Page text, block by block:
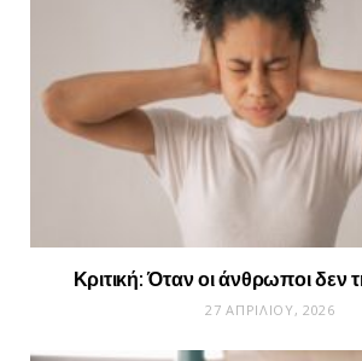
Κριτική: Όταν οι άνθρωποι δεν
27 ΑΠΡΙΛΊΟΥ, 2026